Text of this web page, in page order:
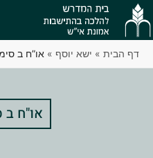
דף הבית » ישא יוסף » או”ח ב
או"ח ב